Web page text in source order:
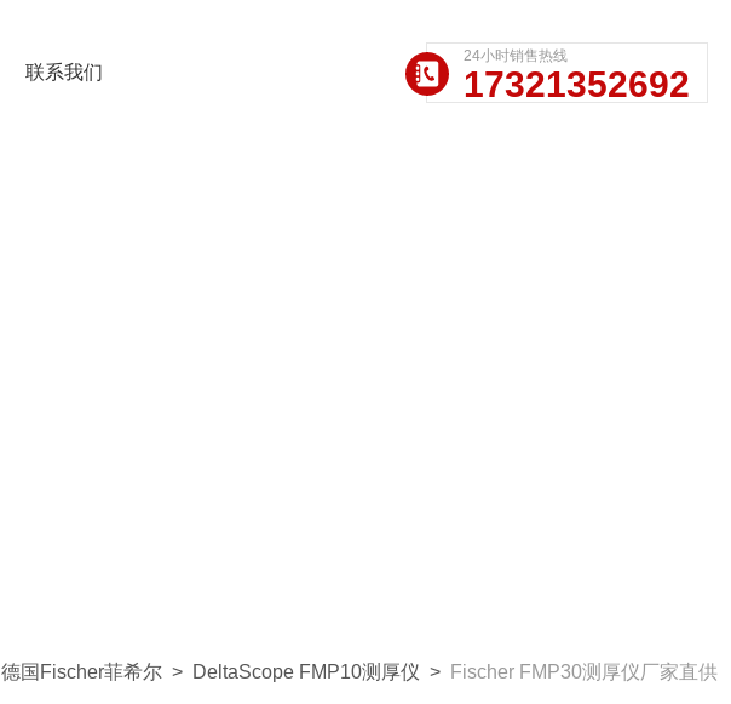
联系我们
24小时销售热线
17321352692
德国Fischer菲希尔 > DeltaScope FMP10测厚仪 > Fischer FMP30测厚仪厂家直供